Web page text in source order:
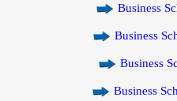
Business
Business
Business
Business